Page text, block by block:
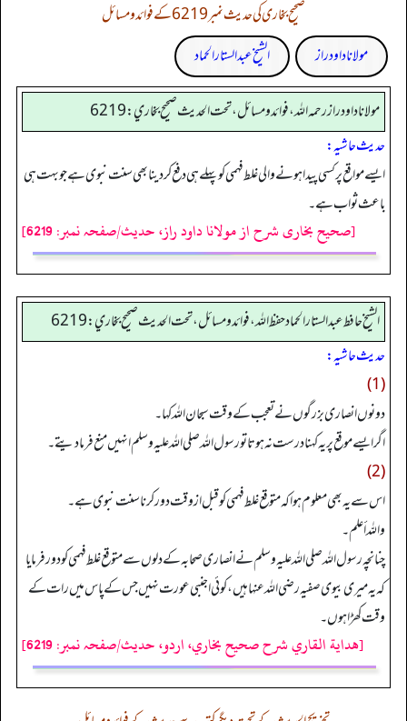
صحیح بخاری کی حدیث نمبر 6219 کے فوائد و مسائل
مولانا داود راز
الشیخ عبدالستار الحماد
مولانا داود راز رحمه الله، فوائد و مسائل، تحت الحديث صحيح بخاري: 6219
حدیث حاشیہ:
ایسے مواقع پر کسی پیدا ہونے والی غلط فہمی کو پہلے ہی دفع کر دینا بھی سنت نبوی ہے جو بہت ہی
باعث ثواب ہے۔
[صحیح بخاری شرح از مولانا داود راز، حدیث/صفحہ نمبر: 6219]
الشيخ حافط عبدالستار الحماد حفظ الله، فوائد و مسائل، تحت الحديث صحيح بخاري:6219
حدیث حاشیہ:
(1)
دونوں انصاری بزرگوں نے تعجب کے وقت سبحان اللہ کہا۔
اگر ایسے موقع پر یہ کہنا درست نہ ہوتا تو رسول اللہ صلی اللہ علیہ وسلم انہیں منع فرما دیتے۔
(2)
اس سے یہ بھی معلوم ہوا کہ متوقع غلط فہمی کو قبل از وقت دور کرنا سنت نبوی ہے۔
واللہ أعلم۔
چنانچہ رسول اللہ صلی اللہ علیہ وسلم نے انصاری صحابہ کے دلوں سے متوقع غلط فہمی کو دور فرمایا
کہ یہ میری بیوی صفیہ رضی اللہ عنہا ہیں، کوئی اجنبی عورت نہیں جس کے پاس میں رات کے
وقت کھڑا ہوں۔
[هداية القاري شرح صحيح بخاري، اردو، حدیث/صفحہ نمبر: 6219]